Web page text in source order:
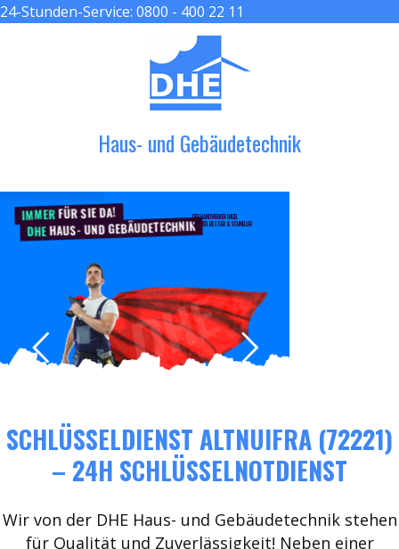
24-Stunden-Service: 0800 - 400 22 11
Haus- und Gebäudetechnik
IMMERFÜR SIE DA!
DHEHAUS- UND GEBÄUDETECHNIK
DER HANDWERKER ENGEL
GRÖßER, BESSER & SCHNELLER
SCHLÜSSELDIENST ALTNUIFRA (72221)
– 24H SCHLÜSSELNOTDIENST
Wir von der DHE Haus- und Gebäudetechnik stehen
für Qualität und Zuverlässigkeit! Neben einer